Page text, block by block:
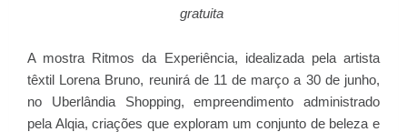
gratuita
A mostra Ritmos da Experiência, idealizada pela artista
têxtil Lorena Bruno, reunirá de 11 de março a 30 de junho,
no Uberlândia Shopping, empreendimento administrado
pela Alqia, criações que exploram um conjunto de beleza e